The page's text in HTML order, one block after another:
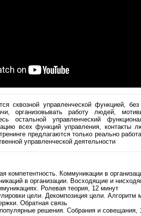
сквозной управленческой функцией,
организовывать работу людей,
остальной управленческий
всех функций управления, контакты
предлагаются только реально
управленческой деятельности
компетентность. Коммуникации в
в организации. Восходящие и
Ролевая теория, 12 минут
цели. Декомпозиция цели. Алгоритм
Обратная связь
решения. Собрания и совещания,